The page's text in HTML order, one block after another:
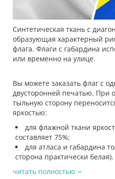
Синтетическая ткань с
образующая характерный
флага. Флаги с габардина
или временно на улице.
Вы можете заказать флаг с
двусторонней печатью. При
тыльную сторону
яркостью:
для флажной ткани
составляет 75%;
для атласа и габардина
сторона практически белая).
читать полностью